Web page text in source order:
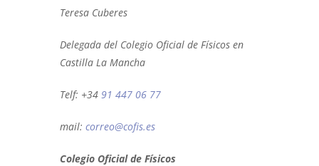
Teresa Cuberes
Delegada del Colegio Oficial de Físicos en
Castilla La Mancha
Telf: +34 91 447 06 77
mail: correo@cofis.es
Colegio Oficial de Físicos